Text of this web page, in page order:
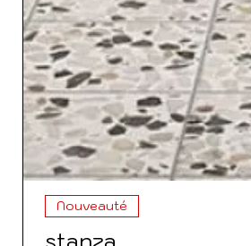
Nouveauté